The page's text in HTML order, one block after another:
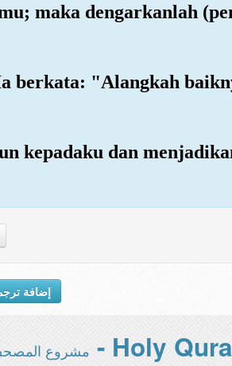
maka dengarkanlah
berkata: "Alangkah
kepadaku dan
إضافة
مشروع